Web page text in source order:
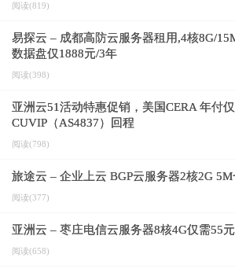
阅读(819)
易探云 – 成都高防云服务器租用,4核8G/
数据盘仅1888元/3年
阅读(398)
亚洲云51活动特惠促销，美国CERA 年付
CUVIP（AS4837）回程
阅读(798)
旅途云 – 企业上云 BGP云服务器2核2G
阅读(377)
亚洲云 – 枣庄电信云服务器8核4G仅需55
阅读(658)